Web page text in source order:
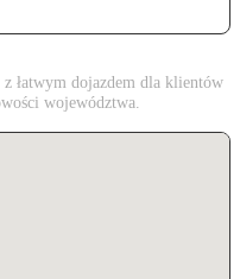
łatwym dojazdem dla klientów
województwa.